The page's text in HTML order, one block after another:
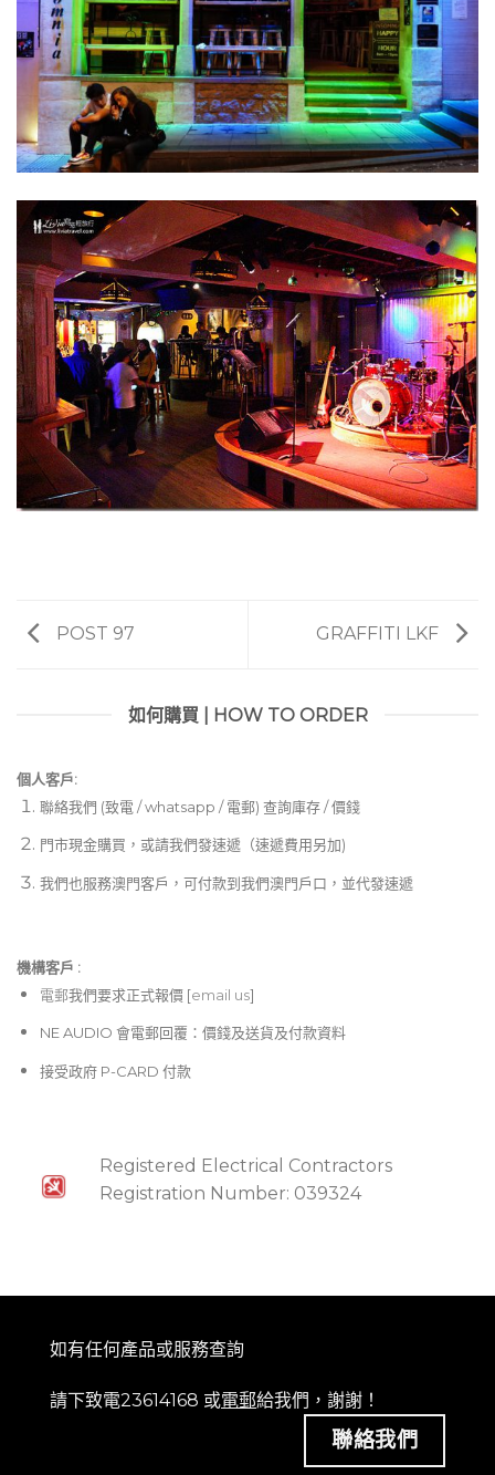
POST 97 GRAFFITI LKF
如何購買 | HOW TO ORDER
個人客戶:
聯絡我們 (致電 / whatsapp / 電郵) 查詢庫存 / 價錢
門市現金購買，或請我們發速遞（速遞費用另加)
我們也服務澳門客戶，可付款到我們澳門戶口，並代發速遞
機構客戶 :​
電郵我們要求正式報價 [email us]
NE AUDIO 會電郵回覆：價錢及送貨及付款資料
接受政府 P-CARD 付款
Registered Electrical Contractors
Registration Number: 039324
如有任何產品或服務查詢
請下致電23614168 或電郵給我們，謝謝！
聯絡我們